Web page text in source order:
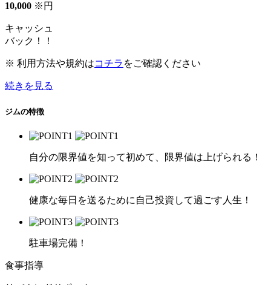
10,000 ※ 円
キャッシュ
バック！！
※ 利用方法や規約はコチラ をご確認ください
続きを見る
ジムの特徴
自分の限界値を知って初めて、限界値は上げられる！
健康な毎日を送るために自己投資して過ごす人生！
駐車場完備！
食事指導